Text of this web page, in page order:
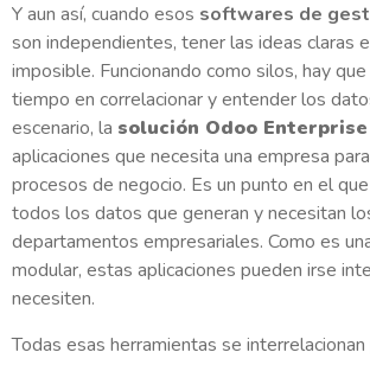
Y aun así, cuando esos softwares de
son independientes, tener las ideas claras
imposible. Funcionando como silos, hay
tiempo en correlacionar y entender los
escenario, la solución Odoo Enterprise
aplicaciones que necesita una empresa
procesos de negocio. Es un punto en el
todos los datos que generan y necesitan
departamentos empresariales. Como es
modular, estas aplicaciones pueden irse
necesiten.
Todas esas herramientas se